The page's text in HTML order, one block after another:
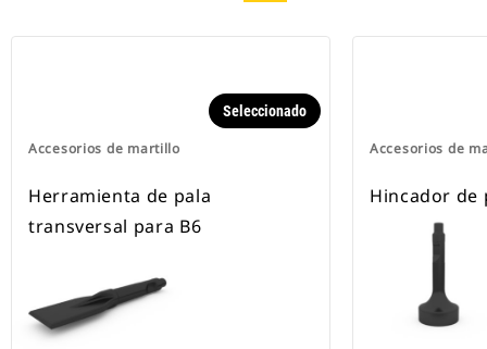
Accesorios de martillo
Seleccionado
Herramienta de pala
transversal para B6
Accesorios de
Hincador de